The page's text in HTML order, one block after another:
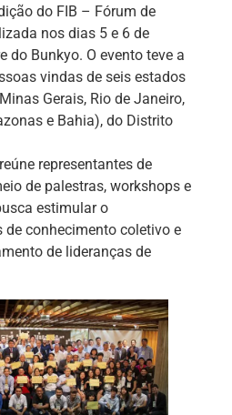
do FIB – Fórum de
nos dias 5 e 6 de
do Bunkyo. O evento teve a
vindas de seis estados
Gerais, Rio de Janeiro,
e Bahia), do Distrito
representantes de
de palestras, workshops e
estimular o
conhecimento coletivo e
de lideranças de